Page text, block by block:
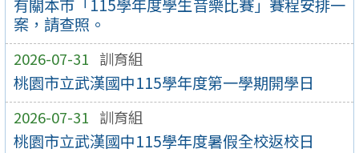
有關本市「115學年度學生音樂比賽」賽程安排一
案，請查照。
2026-07-31 訓育組
桃園市立武漢國中115學年度第一學期開學日
2026-07-31 訓育組
桃園市立武漢國中115學年度暑假全校返校日